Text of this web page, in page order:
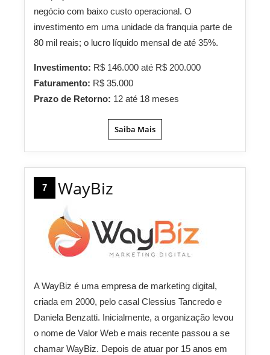
negócio com baixo custo operacional. O
investimento em uma unidade da franquia parte de
80 mil reais; o lucro líquido mensal de até 35%.
Investimento: R$ 146.000 até R$ 200.000
Faturamento: R$ 35.000
Prazo de Retorno: 12 até 18 meses
Saiba Mais
7 WayBiz
A WayBiz é uma empresa de marketing digital,
criada em 2000, pelo casal Clessius Tancredo e
Daniela Benzatti. Inicialmente, a organização levou
o nome de Valor Web e mais recente passou a se
chamar WayBiz. Depois de atuar por 15 anos em